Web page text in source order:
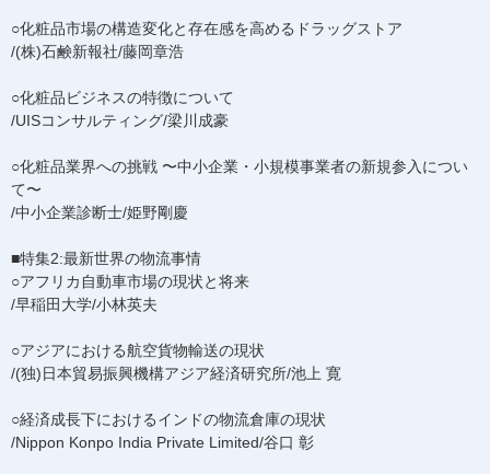
○化粧品市場の構造変化と存在感を高めるドラッグストア
/(株)石鹸新報社/藤岡章浩
○化粧品ビジネスの特徴について
/UISコンサルティング/梁川成豪
○化粧品業界への挑戦 〜中小企業・小規模事業者の新規参入につい
て〜
/中小企業診断士/姫野剛慶
■特集2:最新世界の物流事情
○アフリカ自動車市場の現状と将来
/早稲田大学/小林英夫
○アジアにおける航空貨物輸送の現状
/(独)日本貿易振興機構アジア経済研究所/池上 寛
○経済成長下におけるインドの物流倉庫の現状
/Nippon Konpo India Private Limited/谷口 彰